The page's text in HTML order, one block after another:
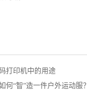
打印机中的用途
何“智”造一件户外运动服？